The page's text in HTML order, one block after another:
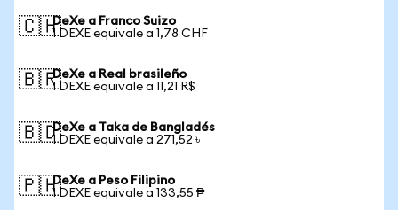
🇨🇭DeXe a Franco Suizo
1 DEXE equivale a 1,78 CHF
🇧🇷DeXe a Real brasileño
1 DEXE equivale a 11,21 R$
🇧🇩DeXe a Taka de Bangladés
1 DEXE equivale a 271,52 ৳
🇵🇭DeXe a Peso Filipino
1 DEXE equivale a 133,55 ₱